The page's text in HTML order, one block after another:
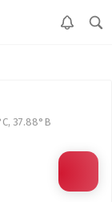
37.88°В